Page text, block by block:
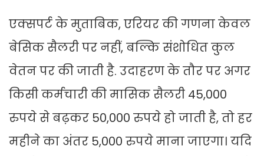
एक्सपर्ट के मुताबिक, एरियर की गणना केवल
बेसिक सैलरी पर नहीं, बल्कि संशोधित कुल
वेतन पर की जाती है. उदाहरण के तौर पर अगर
किसी कर्मचारी की मासिक सैलरी 45,000
रुपये से बढ़कर 50,000 रुपये हो जाती है, तो हर
महीने का अंतर 5,000 रुपये माना जाएगा। यदि